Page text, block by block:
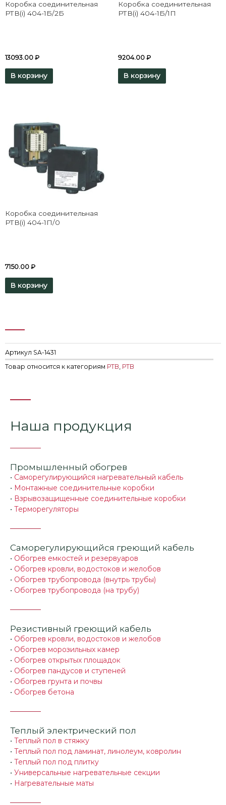
Коробка соединительная
РТВ(i) 404-1Б/2Б
13093.00 ₽
В корзину
Коробка соединительная
РТВ(i) 404-1Б/1П
9204.00 ₽
В корзину
Коробка соединительная
РТВ(i) 404-1П/0
7150.00 ₽
В корзину
Артикул SA-1431
Товар относится к категориям РТВ РТВ
Наша продукция
Промышленный обогрев
• Саморегулирующийся нагревательный кабель
• Монтажные соединительные коробки
• Взрывозащищенные соединительные коробки
• Терморегуляторы
Саморегулирующийся греющий кабель
• Обогрев емкостей и резервуаров
• Обогрев кровли, водостоков и желобов
• Обогрев трубопровода (внутрь трубы)
• Обогрев трубопровода (на трубу)
Резистивный греющий кабель
• Обогрев кровли, водостоков и желобов
• Обогрев морозильных камер
• Обогрев открытых площадок
• Обогрев пандусов и ступеней
• Обогрев грунта и почвы
• Обогрев бетона
Теплый электрический пол
• Теплый пол в стяжку
• Теплый пол под ламинат, линолеум, ковролин
• Теплый пол под плитку
• Универсальные нагревательные секции
• Нагревательные маты